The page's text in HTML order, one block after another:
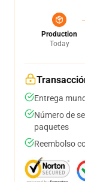
Production
Today
Entrega
Número de
paquetes
Reembolso